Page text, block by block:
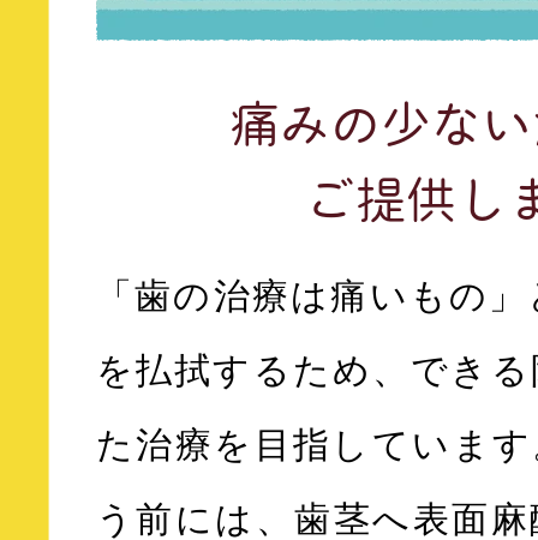
痛みの少な
ご提供し
「歯の治療は痛いもの
を払拭するため、でき
た治療を目指していま
う前には、歯茎へ表面